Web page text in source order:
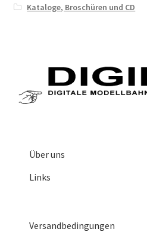
Kataloge, Broschüren und CD
Über uns
Links
Versandbedingungen